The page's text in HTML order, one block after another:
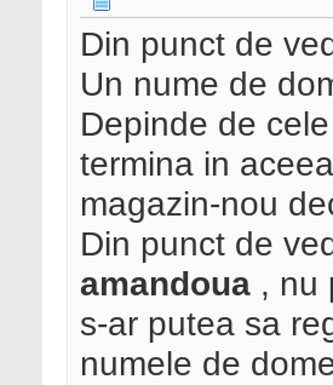
Din punct de
Un nume de
Depinde de
termina in
magazin-nou
Din punct de
amandoua , nu
s-ar putea sa
numele de